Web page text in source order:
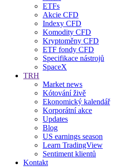
ETFs
Akcie CFD
Indexy CFD
Komodity CFD
Kryptoměny CFD
ETF fondy CFD
Specifikace nástrojů
SpaceX
TRH
Market news
Kótování živě
Ekonomický kalendář
Korporátní akce
Updates
Blog
US earnings season
Learn TradingView
Sentiment klientů
Kontakt